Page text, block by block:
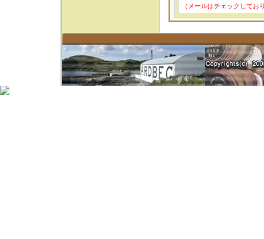
（メールはチェックして